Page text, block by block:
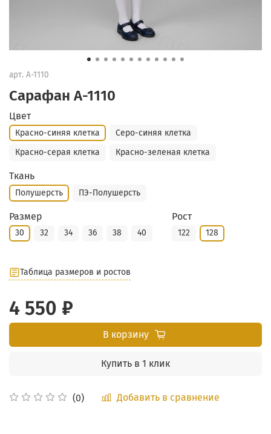
арт. А-1110
Сарафан А-1110
(0) Добавить в сравнение
Цвет
Красно-синяя клетка
Серо-синяя клетка
Красно-серая клетка
Красно-зеленая клетка
Ткань
Полушерсть ПЭ-Полушерсть
Размер
30 32 34 36 38 40
Рост
122 128
Таблица размеров и ростов
4 550 ₽
В корзину
Купить в 1 клик